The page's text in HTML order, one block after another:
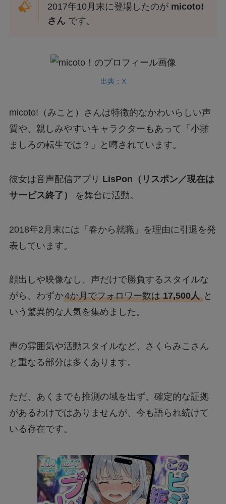
2017年10月末に登場したのが micoto!
さん です。
出典：X
micoto!（みこと）さんは特徴的なかわいらしい声
質や、親しみやすいキャラクターもあって「小雛
ましろの転生では？」と噂されています。
彼女は音声配信アプリ LisPon（リスポン／現在は
サービス終了）
を舞台に活動。
2018年2月末には「春から就職」を理由に引退を発
表しています。
顔出しや映像なし、声だけで勝負するスタイルな
がら、わずか4か月でフォロワー数は17,500人 と
いう驚異的な人気を集めました。
声の雰囲気や活動スタイルなど、さくらみこさん
と重なる部分は多くあります。
ただ、あくまでも推測の域を出ず、確定的な証拠
があるわけではありませんが、今も語られ続けて
いる存在です。